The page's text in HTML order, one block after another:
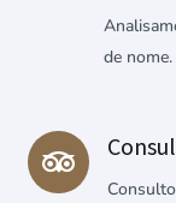
de nome.
